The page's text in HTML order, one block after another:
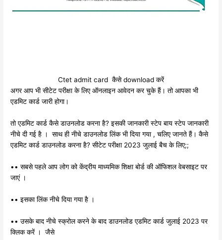
Ctet admit card कैसे download करें
अगर आप भी सीटेट परीक्षा के लिए ऑनलाइन आवेदन कर चुके हैं। तो आपका भी
एडमिट कार्ड जारी होगा।
तो एडमिट कार्ड कैसे डाउनलोड करना है? इसकी जानकारी स्टेप बाय स्टेप जानकारी
नीचे दी गई है । साथ ही नीचे डाउनलोड लिंक भी दिया गया , चलिए जानते हैं। कैसे
एडमिट कार्ड डाउनलोड करना है? सीटेट परीक्षा 2023 जुलाई बैच के लिए;;
•• सबसे पहले आप लोग को केंद्रीय माध्यमिक शिक्षा बोर्ड की ऑफिशल वेबसाइट पर
जाएं ।
•• इसका लिंक नीचे दिया गया है ।
•• उसके बाद नीचे स्क्रोल करने के बाद डाउनलोड एडमिट कार्ड जुलाई 2023 पर
क्लिक करें । जैसे